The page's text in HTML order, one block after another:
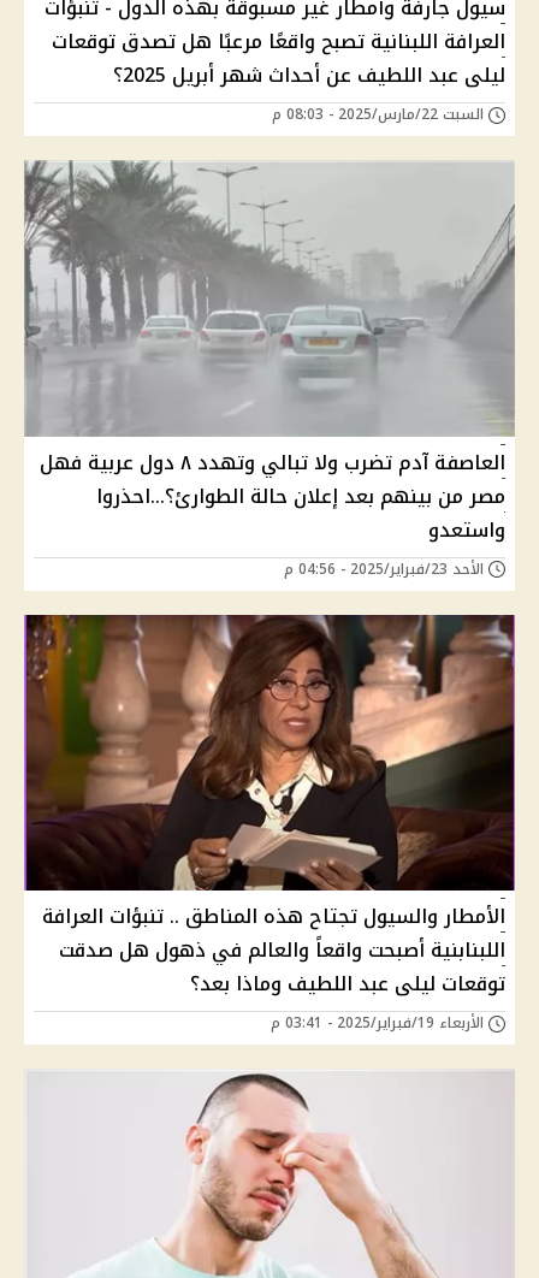
سيول جارفة وأمطار غير مسبوقة بهذه الدول - تنبؤات
العرافة اللبنانية تصبح واقعًا مرعبًا هل تصدق توقعات
ليلى عبد اللطيف عن أحداث شهر أبريل 2025؟
السبت 22/مارس/2025 - 08:03 م
العاصفة آدم تضرب ولا تبالي وتهدد ٨ دول عربية فهل
مصر من بينهم بعد إعلان حالة الطوارئ؟...احذروا
واستعدو
الأحد 23/فبراير/2025 - 04:56 م
الأمطار والسيول تجتاح هذه المناطق .. تنبؤات العرافة
اللبنابنية أصبحت واقعاً والعالم في ذهول هل صدقت
توقعات ليلى عبد اللطيف وماذا بعد؟
الأربعاء 19/فبراير/2025 - 03:41 م